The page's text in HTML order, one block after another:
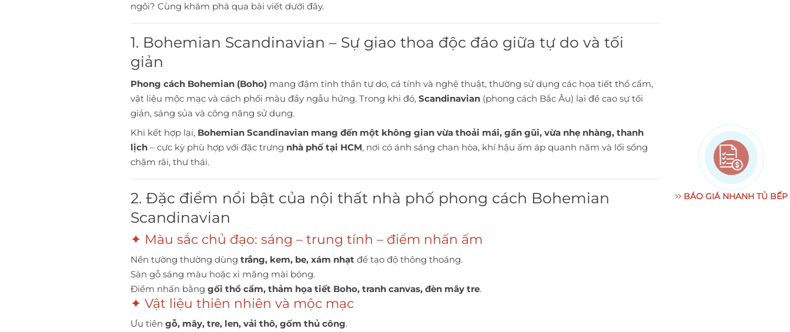
ngôi? Cùng khám phá qua bài viết dưới đây.
1. Bohemian Scandinavian – Sự giao thoa độc đáo giữa tự do và tối
giản
Phong cách Bohemian (Boho) mang đậm tinh thần tự do, cá tính và nghệ thuật, thường sử dụng các họa tiết thổ cẩm,
vật liệu mộc mạc và cách phối màu đầy ngẫu hứng. Trong khi đó, Scandinavian (phong cách Bắc Âu) lại đề cao sự tối
giản, sáng sủa và công năng sử dụng.
Khi kết hợp lại, Bohemian Scandinavian mang đến một không gian vừa thoải mái, gần gũi, vừa nhẹ nhàng, thanh
lịch – cực kỳ phù hợp với đặc trưng nhà phố tại HCM, nơi có ánh sáng chan hòa, khí hậu ấm áp quanh năm và lối sống
chậm rãi, thư thái.
2. Đặc điểm nổi bật của nội thất nhà phố phong cách Bohemian
Scandinavian
✦ Màu sắc chủ đạo: sáng – trung tính – điểm nhấn ấm
Nền tường thường dùng trắng, kem, be, xám nhạt để tạo độ thông thoáng.
Sàn gỗ sáng màu hoặc xi măng mài bóng.
Điểm nhấn bằng gối thổ cẩm, thảm họa tiết Boho, tranh canvas, đèn mây tre.
✦ Vật liệu thiên nhiên và mộc mạc
Ưu tiên gỗ, mây, tre, len, vải thô, gốm thủ công.
BÁO GIÁ NHANH TỦ BẾP